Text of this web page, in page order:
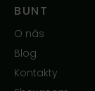
BUNT
O nás
Blog
Kontakty